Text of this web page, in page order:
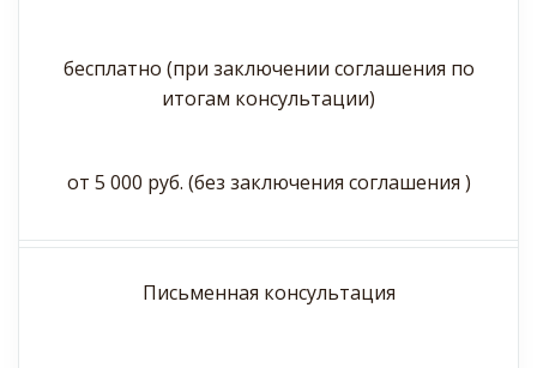
бесплатно (при заключении соглашения по
итогам консультации)
от 5 000 руб. (без заключения соглашения )
Письменная консультация